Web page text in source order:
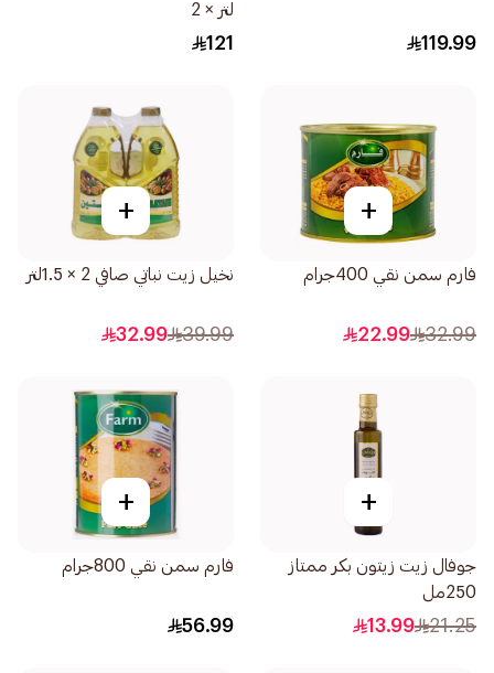
119.99
لتر × 2
121
+
فارم سمن نقي 400جرام
32.99
22.99
+
نخيل زيت نباتي صافي 2 × 1.5لتر
39.99
32.99
+
جوفال زيت زيتون بكر ممتاز
250مل
21.25
13.99
+
فارم سمن نقي 800جرام
56.99